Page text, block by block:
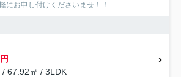
にお申し付けくださいませ！！
/ 67.92㎡ / 3LDK